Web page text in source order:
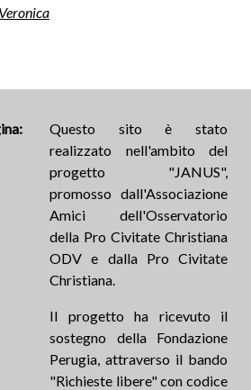
Questo sito è stato
realizzato nell'ambito del
progetto "JANUS",
promosso dall'Associazione
Amici dell'Osservatorio
della Pro Civitate Christiana
ODV e dalla Pro Civitate
Christiana.
Il progetto ha ricevuto il
sostegno della Fondazione
Perugia, attraverso il bando
"Richieste libere" con codice